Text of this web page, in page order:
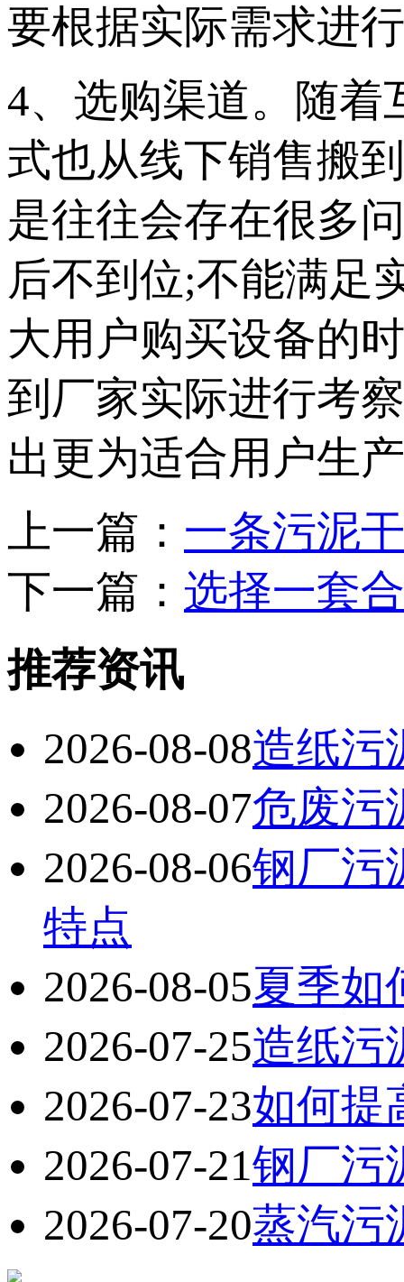
要根据实际需求进
4、选购渠道。随着
式也从线下销售搬
是往往会存在很多
后不到位;不能满足
大用户购买设备的
到厂家实际进行考
出更为适合用户生
上一篇： 一条污泥
下一篇： 选择一套
推荐资讯
2026-08-08造纸污
2026-08-07危废污
2026-08-06钢厂污
特点
2026-08-05夏季如
2026-07-25造纸污
2026-07-23如何提
2026-07-21钢厂污
2026-07-20蒸汽污